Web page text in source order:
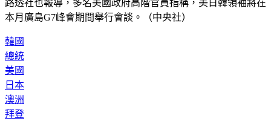
路透社也報導，多名美國政府高階官員指稱，美日韓領袖將在
本月廣島G7峰會期間舉行會談。（中央社）
韓國
總統
美國
日本
澳洲
拜登